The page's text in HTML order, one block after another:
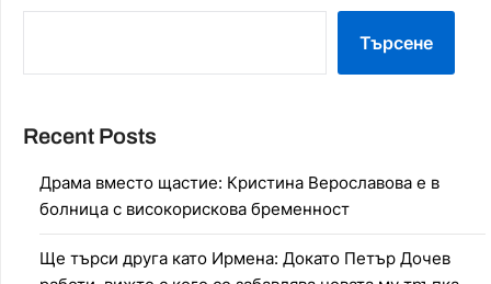
Търсене
Recent Posts
Драма вместо щастие: Кристина Верославова е в
болница с високорискова бременност
Ще търси друга като Ирмена: Докато Петър Дочев